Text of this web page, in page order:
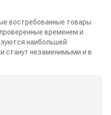
востребованные товары
временем и
наибольшей
станут незаменимыми и в